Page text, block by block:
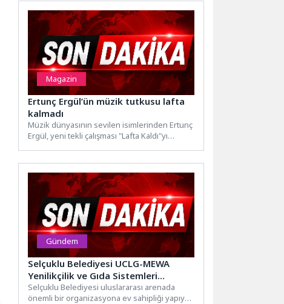
Magazin
Ertunç Ergül’ün müzik tutkusu lafta
kalmadı
Müzik dünyasının sevilen isimlerinden Ertunç
Ergül, yeni tekli çalışması "Lafta Kaldı"yı
Gündem
Selçuklu Belediyesi UCLG-MEWA
Yenilikçilik ve Gıda Sistemleri
Forumu’na Ev Sahipliği Yapıyor
Selçuklu Belediyesi uluslararası arenada
önemli bir organizasyona ev sahipliği yapıyor.